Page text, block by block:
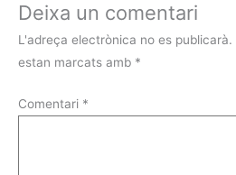
Deixa un comentari
L'adreça electrònica no es publicarà.
estan marcats amb *
Comentari *